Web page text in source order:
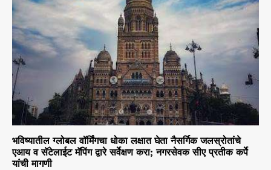
भविष्यातील ग्लोबल वॉर्मिंगचा धोका लक्षात घेता नैसर्गिक जलस्रोतांचे
एआय व सॅटेलाईट मॅपिंग द्वारे सर्वेक्षण करा; नगरसेवक सीए प्रतीक कर्पे
यांची मागणी